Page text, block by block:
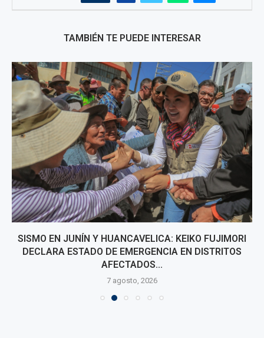
TAMBIÉN TE PUEDE INTERESAR
SISMO EN JUNÍN Y HUANCAVELICA: KEIKO FUJIMORI
DECLARA ESTADO DE EMERGENCIA EN DISTRITOS
AFECTADOS...
7 agosto, 2026